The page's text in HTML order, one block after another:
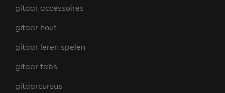
gitaar accessoires
gitaar hout
gitaar leren spelen
gitaar tabs
gitaarcursus